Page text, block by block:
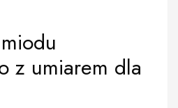
z umiarem dla